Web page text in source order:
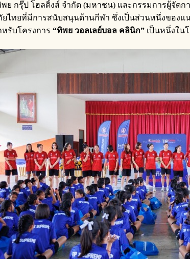
ย กรุ๊ป โฮลดิ้งส์ จำกัด (มหาชน) และกรรมการผู้จัด
ไทยที่มีการสนับสนุนด้านกีฬา ซึ่งเป็นส่วนหนึ่งของแ
หรับโครงการ “ทิพย วอลเลย์บอล คลินิก” เป็นหนึ่งใน